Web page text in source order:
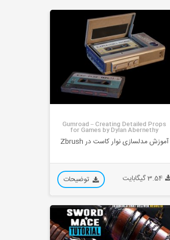
Gumroad – Creating Detailed Props
for Games by Dylan Abernethy
آموزش مدلسازی نوار کاست در Zbrush
3.54 گیگابایت توضیحات